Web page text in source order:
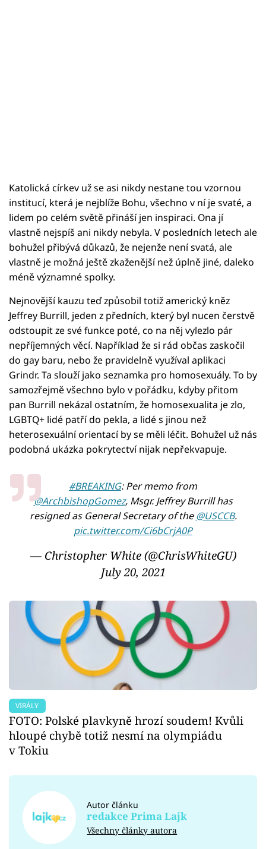
Katolická církev už se asi nikdy nestane tou vzornou
institucí, která je nejblíže Bohu, všechno v ní je svaté, a
lidem po celém světě přináší jen inspiraci. Ona jí
vlastně nejspíš ani nikdy nebyla. V posledních letech ale
bohužel přibývá důkazů, že nejenže není svatá, ale
vlastně je možná ještě zkaženější než úplně jiné, daleko
méně významné spolky.
Nejnovější kauzu teď způsobil totiž americký kněz
Jeffrey Burrill, jeden z předních, který byl nucen čerstvě
odstoupit ze své funkce poté, co na něj vylezlo pár
nepříjemných věcí. Například že si rád občas zaskočil
do gay baru, nebo že pravidelně využíval aplikaci
Grindr. Ta slouží jako seznamka pro homosexuály. To by
samozřejmě všechno bylo v pořádku, kdyby přitom
pan Burrill nekázal ostatním, že homosexualita je zlo,
LGBTQ+ lidé patří do pekla, a lidé s jinou než
heterosexuální orientací by se měli léčit. Bohužel už nás
podobná ukázka pokrytectví nijak nepřekvapuje.
#BREAKING: Per memo from
@ArchbishopGomez, Msgr. Jeffrey Burrill has
resigned as General Secretary of the@USCCB.
pic.twitter.com/Ci6bCrjA0P
— Christopher White (@ChrisWhiteGU)
July 20, 2021
VIRÁLY
FOTO: Polské plavkyně hrozí soudem! Kvůli
hloupé chybě totiž nesmí na olympiádu
v Tokiu
Autor článku
redakce Prima Lajk
Všechny články autora